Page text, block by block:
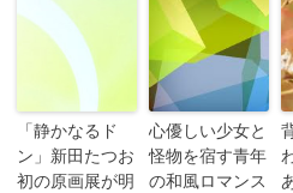
「静かなるド
ン」新田たつお
初の原画展が明
心優しい少女と
怪物を宿す青年
の和風ロマンス